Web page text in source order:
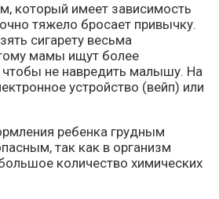
который имеет зависимость
тяжело бросает привычку.
сигарету весьма
мамы ищут более
не навредить малышу. На
устройство (вейп) или
ребенка грудным
так как в организм
количество химических